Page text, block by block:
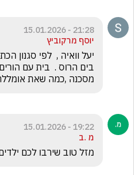
21:28 - 15.01.2026
יוסף מרקוביץ
מסכנה ,כמה שאת
19:22 - 15.01.2026
מ .ב
מזל טוב שירבו לכם